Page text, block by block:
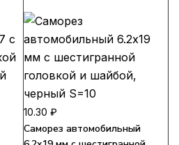
10.30 ₽
Саморез автомобильный